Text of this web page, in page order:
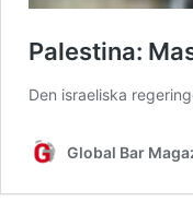
Palestina:
Den israeliska
Global Bar